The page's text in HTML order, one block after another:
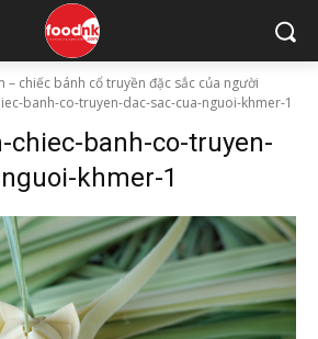
– chiếc bánh cổ truyền đặc sắc của người
banh-co-truyen-dac-sac-cua-nguoi-khmer-1
chiec-banh-co-truyen-
khmer-1